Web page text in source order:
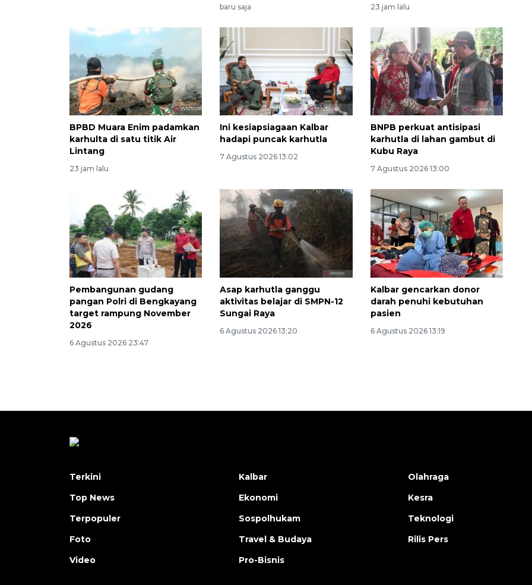
baru saja 23 jam lalu
BPBD Muara Enim padamkan
karhulta di satu titik Air
Lintang
23 jam lalu
Ini kesiapsiagaan Kalbar
hadapi puncak karhutla
7 Agustus 2026 13:02
BNPB perkuat antisipasi
karhutla di lahan gambut di
Kubu Raya
7 Agustus 2026 13:00
Pembangunan gudang
pangan Polri di Bengkayang
target rampung November
2026
6 Agustus 2026 23:47
Asap karhutla ganggu
aktivitas belajar di SMPN-12
Sungai Raya
6 Agustus 2026 13:20
Kalbar gencarkan donor
darah penuhi kebutuhan
pasien
6 Agustus 2026 13:19
160 ribu sambungan baru
jaringan gas 2026
2026-08-07 18:00:00
Terkini
Top News
Terpopuler
Foto
Video
Kalbar
Ekonomi
Sospolhukam
Travel & Budaya
Pro-Bisnis
Olahraga
Kesra
Teknologi
Rilis Pers